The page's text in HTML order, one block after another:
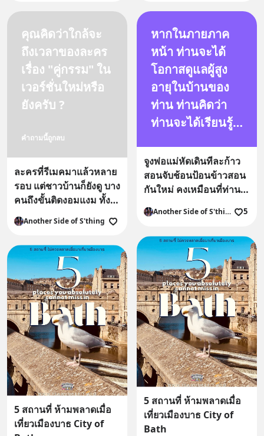
แนวๆว่า ให้อยู่ปัจจุบัน
อะไรจะเกิดก็ต้องเกิด ทำ
นองนั้นน่ะค่ะ
คุณคิดว่าใกล้จะ
ถึงเวลาของละคร
เรื่อง "คู่กรรม" ใน
เวอร์ชั่นใหม่หรือ
ยังครับ ?
คำถามนี้ถูกลบ
ละครที่รีเมคมาแล้วหลาย
รอบ แต่ชาวบ้านก็ยังดู บาง
คนถึงขั้นติดงอมแงม ทั้งๆ
ที่ก็รู้เนื้อเรื่อง-รู้ตอนจบอยู่
แล้ว เพราะอะไรฤา
Another Side of S'thing
หากในภายภาค
หน้า ท่านจะได้
โอกาสดูแลผู้สูง
อายุในบ้านของ
ท่าน ท่านคิดว่า
ท่านจะได้เรียนรู้
เรียนในการใช้
ชีวิตอะไรบ้างเพื่อ
ที่ท่านจะได้เตรียม
ตัวเองไว้ในวันที่
อายุเสียเอง ?
จูงพ่อแม่หัดเดินทีละก้าว
สอนจับช้อนป้อนข้าวสอน
กันใหม่ คงเหมือนที่ท่าน
เข้าใจความเป็นไปในวัน
สุดท้าย พ่อแม่ใช้ร่างกาย
ใช้สังขาร สอนให้เห็น
"ใดๆล้วนมิทนทาน" เมื่อ
ถึงกาลย่อมเสื่อมดับลับลา
ไปฯ
Another Side of S'thing 5
5 สถานที่ ห้ามพลาดเมื่อ
เที่ยวเมืองบาธ City of
Bath
5 สถานที่ ห้ามพลาดเมื่อ
เที่ยวเมืองบาธ City of